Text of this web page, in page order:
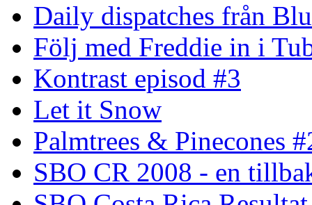
Daily dispatches från
Följ med Freddie in i
Kontrast episod #3
Let it Snow
Palmtrees & Pinecones
SBO CR 2008 - en